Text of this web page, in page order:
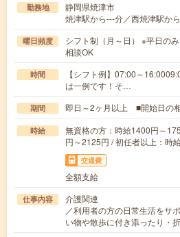
勤務地
静岡県焼津市
焼津駅から---分／西焼津駅か
曜日頻度
シフト制（月～日） ※平日の
相談OK
時間
【シフト例】07:00～
は一例です！そ…
期間 即日～2ヶ月以上 ■開始日の
時給
無資格の方：時給1400円～
円～2125円 / 初任者以上：時
交通費
全額支給
仕事内容
介護関連
／利用者の方の日常生活を
い物や散歩に付き添ったり・